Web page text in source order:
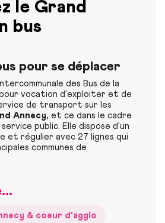
le Grand
bus
pour se déplacer
des Bus de la
pour vocation d'exploiter et de
de transport sur les
Annecy, et ce dans le cadre
public. Elle dispose d'un
et régulier avec 27 lignes qui
communes de
& coeur d'agglo